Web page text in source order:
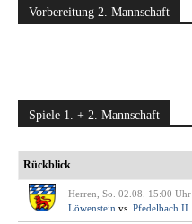
Vorbereitung 2. Mannschaft
Spiele 1. + 2. Mannschaft
Rückblick
Herren, So. 02.08. 15:00 Uhr
Löwenstein vs. Pfedelbach II